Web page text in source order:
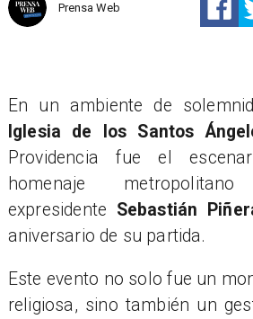
Prensa Web
En un ambiente de
Iglesia de los Santos
Providencia fue el
homenaje
expresidente Sebastián
aniversario de su partida.
Este evento no solo fue un
religiosa, sino también un